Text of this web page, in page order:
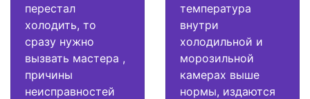
перестал
холодить, то
сразу нужно
вызвать мастера ,
причины
неисправностей
температура
внутри
холодильной и
морозильной
камерах выше
нормы, издаются